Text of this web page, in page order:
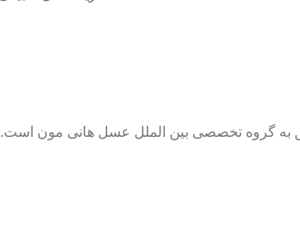
به گروه تخصصی بین الملل عسل هانی مون است.